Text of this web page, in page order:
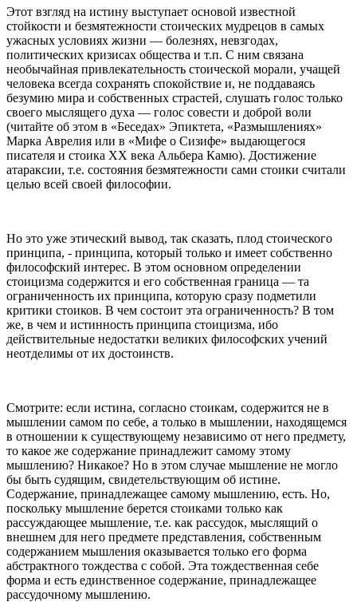
Этот взгляд на истину выступает основой известной
стойкости и безмятежности стоических мудрецов в самых
ужасных условиях жизни — болезнях, невзгодах,
политических кризисах общества и т.п. С ним связана
необычайная привлекательность стоической морали, учащей
человека всегда сохранять спокойствие и, не поддаваясь
безумию мира и собственных страстей, слушать голос только
своего мыслящего духа — голос совести и доброй воли
(читайте об этом в «Беседах» Эпиктета, «Размышлениях»
Марка Аврелия или в «Мифе о Сизифе» выдающегося
писателя и стоика ХХ века Альбера Камю). Достижение
атараксии, т.е. состояния безмятежности сами стоики считали
целью всей своей философии.
Но это уже этический вывод, так сказать, плод стоического
принципа, - принципа, который только и имеет собственно
философский интерес. В этом основном определении
стоицизма содержится и его собственная граница — та
ограниченность их принципа, которую сразу подметили
критики стоиков. В чем состоит эта ограниченность? В том
же, в чем и истинность принципа стоицизма, ибо
действительные недостатки великих философских учений
неотделимы от их достоинств.
Смотрите: если истина, согласно стоикам, содержится не в
мышлении самом по себе, а только в мышлении, находящемся
в отношении к существующему независимо от него предмету,
то какое же содержание принадлежит самому этому
мышлению? Никакое? Но в этом случае мышление не могло
бы быть судящим, свидетельствующим об истине.
Содержание, принадлежащее самому мышлению, есть. Но,
поскольку мышление берется стоиками только как
рассуждающее мышление, т.е. как рассудок, мыслящий о
внешнем для него предмете представления, собственным
содержанием мышления оказывается только его форма
абстрактного тождества с собой. Эта тождественная себе
форма и есть единственное содержание, принадлежащее
рассудочному мышлению.